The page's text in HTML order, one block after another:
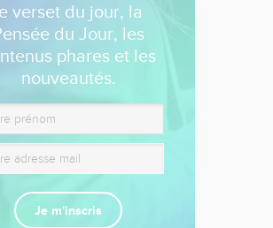
le verset du jour, la
du Jour, les
phares et les
nouveautés.
Je m'inscris